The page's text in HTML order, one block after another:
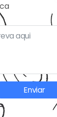
Enviar